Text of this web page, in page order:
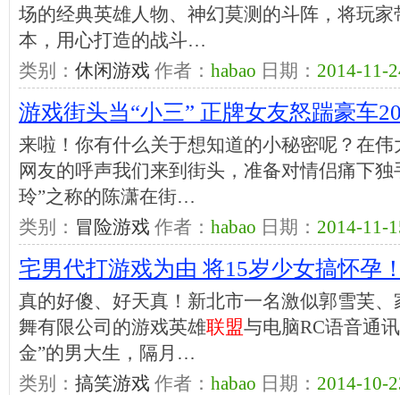
场的经典英雄人物、神幻莫测的斗阵，将玩
本，用心打造的战斗…
类别： 休闲游戏 作者： habao 日期： 2014-11-
游戏街头当“小三” 正牌女友怒踹豪车
来啦！你有什么关于想知道的小秘密呢？在
网友的呼声我们来到街头，准备对情侣痛下独
玲”之称的陈潇在街…
类别： 冒险游戏 作者： habao 日期： 2014-11-
宅男代打游戏为由 将15岁少女搞怀孕
真的好傻、好天真！新北市一名激似郭雪芙
舞有限公司的游戏英雄联盟与电脑RC语音通
金”的男大生，隔月…
类别： 搞笑游戏 作者： habao 日期： 2014-10-